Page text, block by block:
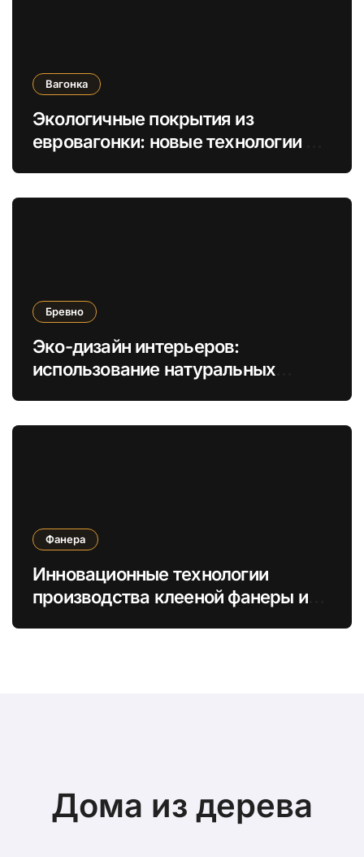
Вагонка
Экологичные покрытия из
евровагонки: новые технологии и
Бревно
Эко-дизайн интерьеров:
использование натуральных
Фанера
Инновационные технологии
производства клееной фанеры и
Дома из дерева